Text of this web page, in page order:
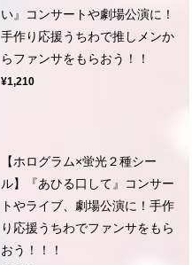
い』コンサートや劇場公演に！
手作り応援うちわで推しメンか
らファンサをもらおう！！
¥1,210
【ホログラム×蛍光２種シー
ル】『あひる口して』コンサー
トやライブ、劇場公演に！手作
り応援うちわでファンサをもら
おう！！！